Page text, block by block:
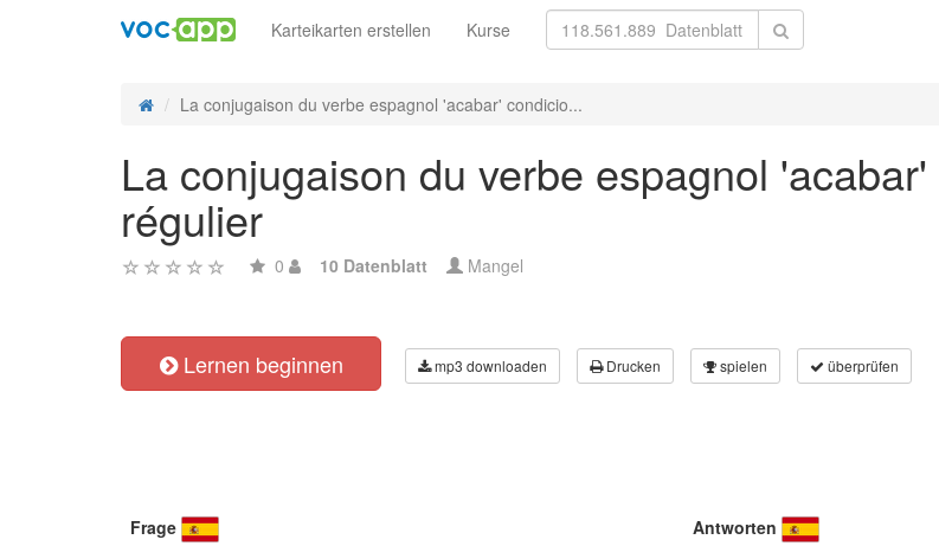
Karteikarten erstellen Kurse
La conjugaison du verbe espagnol 'acabar' condicio...
La conjugaison du verbe espagnol
régulier
0 10 Datenblatt Mangel
Lernen beginnen mp3 downloaden Drucken spielen überprüfen
Frage Antworten